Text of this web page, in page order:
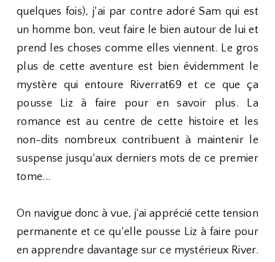
quelques fois), j'ai par contre adoré Sam qui est
un homme bon, veut faire le bien autour de lui et
prend les choses comme elles viennent. Le gros
plus de cette aventure est bien évidemment le
mystère qui entoure Riverrat69 et ce que ça
pousse Liz à faire pour en savoir plus. La
romance est au centre de cette histoire et les
non-dits nombreux contribuent à maintenir le
suspense jusqu'aux derniers mots de ce premier
tome...
On navigue donc à vue, j'ai apprécié cette tension
permanente et ce qu'elle pousse Liz à faire pour
en apprendre davantage sur ce mystérieux River.